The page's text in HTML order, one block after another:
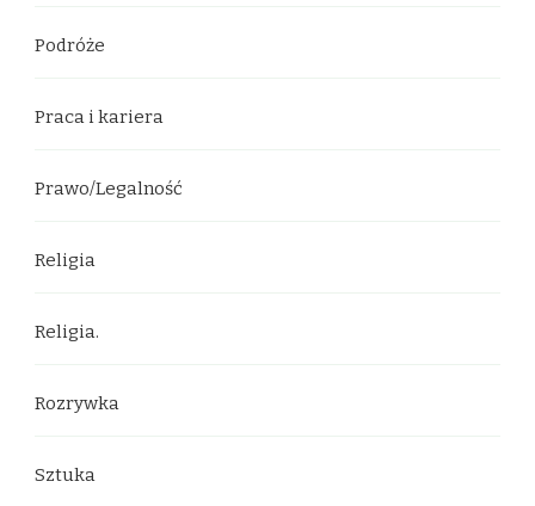
Podróże
Praca i kariera
Prawo/Legalność
Religia
Religia.
Rozrywka
Sztuka